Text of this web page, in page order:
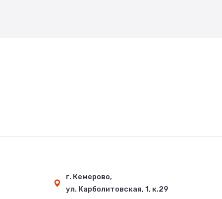
г. Кемерово,
ул. Карболитовская, 1, к.29